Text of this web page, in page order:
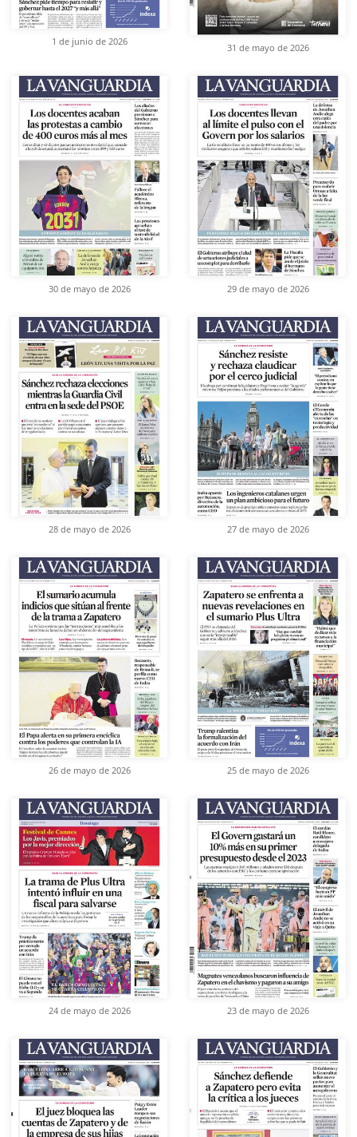
1 de junio de 2026
31 de mayo de 2026
30 de mayo de 2026 29 de mayo de 2026
28 de mayo de 2026 27 de mayo de 2026
26 de mayo de 2026 25 de mayo de 2026
24 de mayo de 2026 23 de mayo de 2026